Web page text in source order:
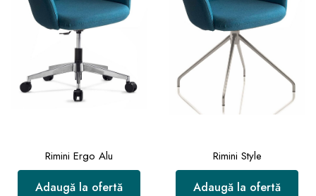
Rimini Ergo Alu
Adaugă la ofertă
Rimini Style
Adaugă la ofertă